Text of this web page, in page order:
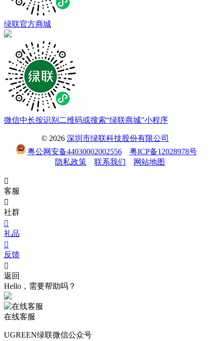
绿联官方商城
微信中长按识别二维码或搜索“绿联商城”小程序
© 2026 深圳市绿联科技股份有限公司
粤公网安备44030002002556
粤ICP备12028978号
隐私政策
联系我们 网站地图

客服

社群

礼品

反馈

返回
Hello，需要帮助吗？
在线客服
UGREEN绿联微信公众号